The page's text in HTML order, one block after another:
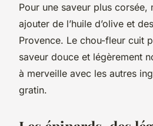
Pour une saveur plus corsée,
ajouter de l’huile d’olive et
Provence. Le chou-fleur cuit
saveur douce et légèrement
à merveille avec les autres
gratin.